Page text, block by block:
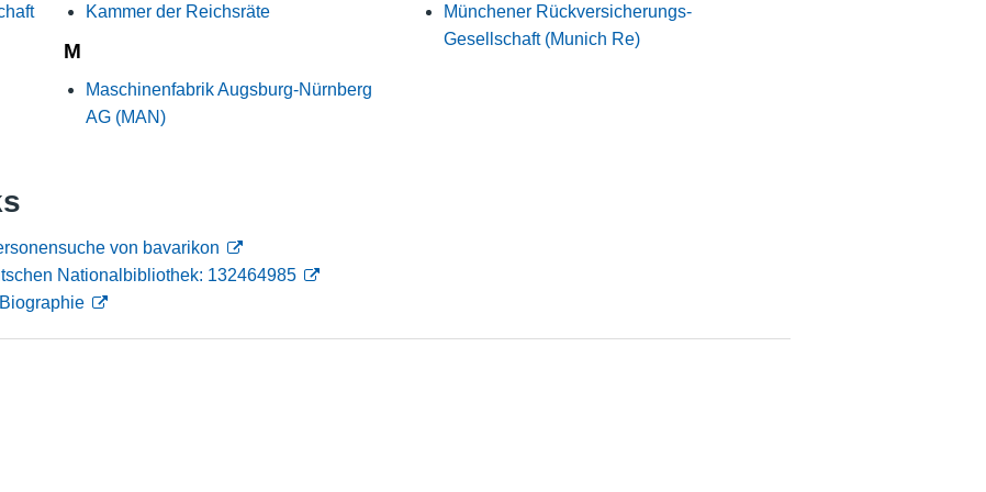
Nutzungshinweise
Kammer der Reichsräte
M
Maschinenfabrik Augsburg-Nürnberg
AG (MAN)
Münchener Rückversicherungs-
Gesellschaft (Munich Re)
von bavarikon
Nationalbibliothek: 132464985